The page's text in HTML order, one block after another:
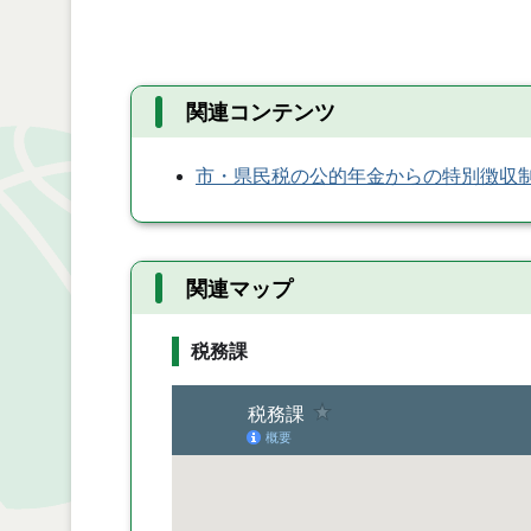
関連コンテンツ
市・県民税の公的年金からの特別徴収
関連マップ
税務課